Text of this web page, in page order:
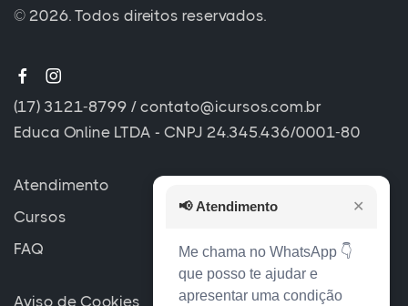
© 2026. Todos direitos reservados.
(17) 3121-8799 / contato@icursos.com.br
Educa Online LTDA - CNPJ 24.345.436/0001-80
Atendimento
Cursos
FAQ
Aviso de Cookies
📢 Atendimento ✕
Me chama no WhatsApp 👇
que posso te ajudar e
apresentar uma condição